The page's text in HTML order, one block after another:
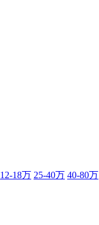
12-18万 25-40万 40-80万